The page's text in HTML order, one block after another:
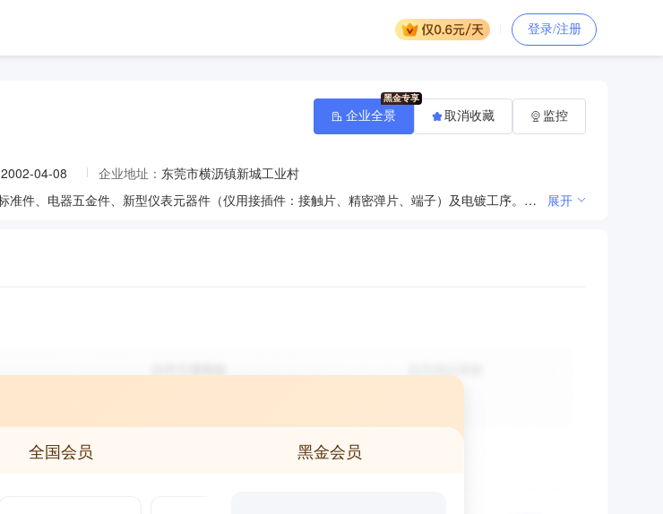
登录/注册
2002-04-08 企业地址： 东莞市横沥镇新城工业村
生产和销售新型电子元器件、精冲模、精密型腔模、模具标准件、电器五金件、新型仪表元器件（仪用接插件：接触片、精密弹片、端子）及电镀工序。产品内外销比例按批文执行。（涉及许可证的项目，须领证后才能经营）（依法须经批准的项目，经相关部门批准后方可开展经营活动）〓 展开
企业全景 取消收藏 监控
全国会员 黑金会员